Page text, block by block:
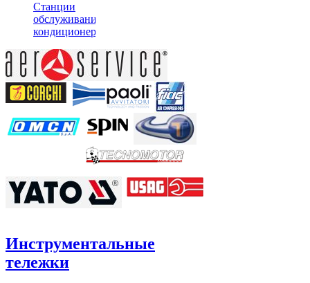
Станции
обслуживания
кондиционеров
Инструментальные
тележки